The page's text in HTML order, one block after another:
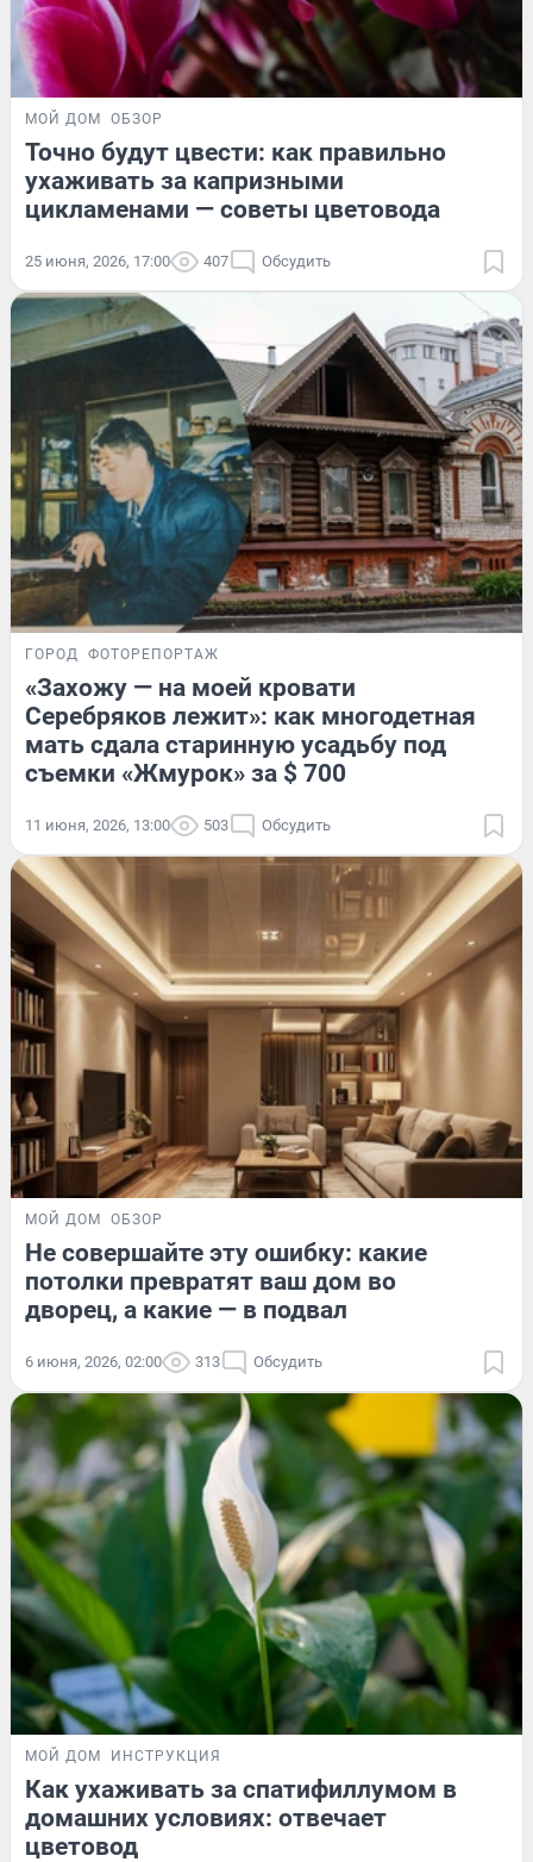
МОЙ ДОМ ОБЗОР
Точно будут цвести: как правильно
ухаживать за капризными
цикламенами — советы цветовода
25 июня, 2026, 17:00 407 Обсудить
ГОРОД ФОТОРЕПОРТАЖ
«Захожу — на моей кровати
Серебряков лежит»: как многодетная
мать сдала старинную усадьбу под
съемки «Жмурок» за $ 700
11 июня, 2026, 13:00 503 Обсудить
МОЙ ДОМ ОБЗОР
Не совершайте эту ошибку: какие
потолки превратят ваш дом во
дворец, а какие — в подвал
6 июня, 2026, 02:00 313 Обсудить
МОЙ ДОМ ИНСТРУКЦИЯ
Как ухаживать за спатифиллумом в
домашних условиях: отвечает
цветовод